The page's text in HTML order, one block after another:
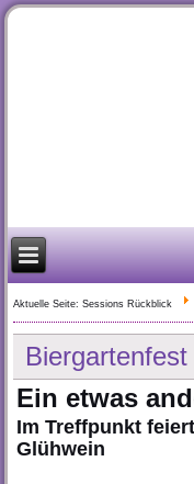
Aktuelle Seite:Sessions Rückblick
Ein etwas
Im Treffpunkt
Glühwein